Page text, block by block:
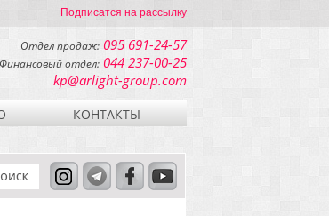
Подписатся на рассылку
Отдел продаж: 095 691-24-57
Финансовый отдел: 044 237-00-25
kp@arlight-group.com
КОНТАКТЫ